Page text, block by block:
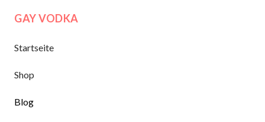
GAY VODKA
Startseite
Shop
Blog